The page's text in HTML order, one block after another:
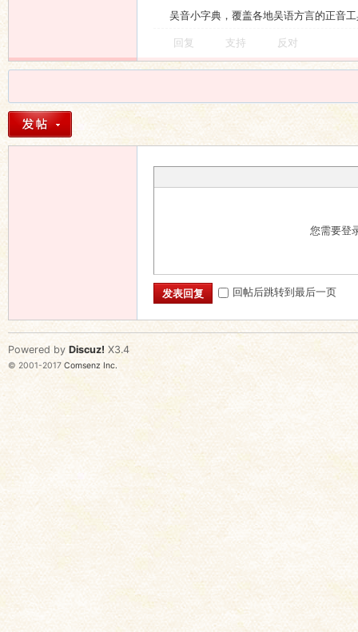
吴音小字典，覆盖各地吴语方言的正音
回复 支持 反对
您需要登
发表回复 回帖后跳转到最后一页
Powered by Discuz! X3.4
© 2001-2017 Comsenz Inc.